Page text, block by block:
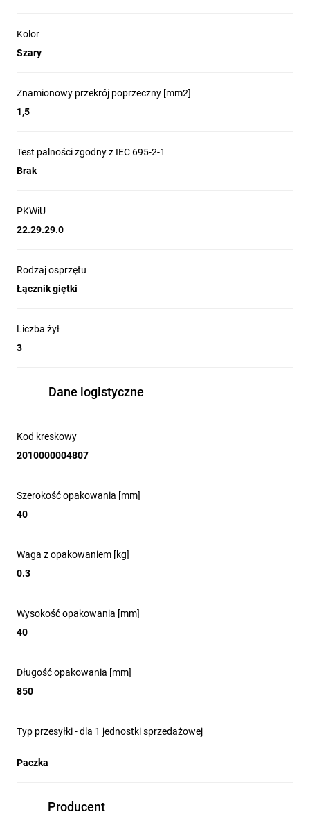
Kolor
Szary
Znamionowy przekrój poprzeczny [mm2]
1,5
Test palności zgodny z IEC 695-2-1
Brak
PKWiU
22.29.29.0
Rodzaj osprzętu
Łącznik giętki
Liczba żył
3
Dane logistyczne
Kod kreskowy
2010000004807
Szerokość opakowania [mm]
40
Waga z opakowaniem [kg]
0.3
Wysokość opakowania [mm]
40
Długość opakowania [mm]
850
Typ przesyłki - dla 1 jednostki sprzedażowej
Paczka
Producent